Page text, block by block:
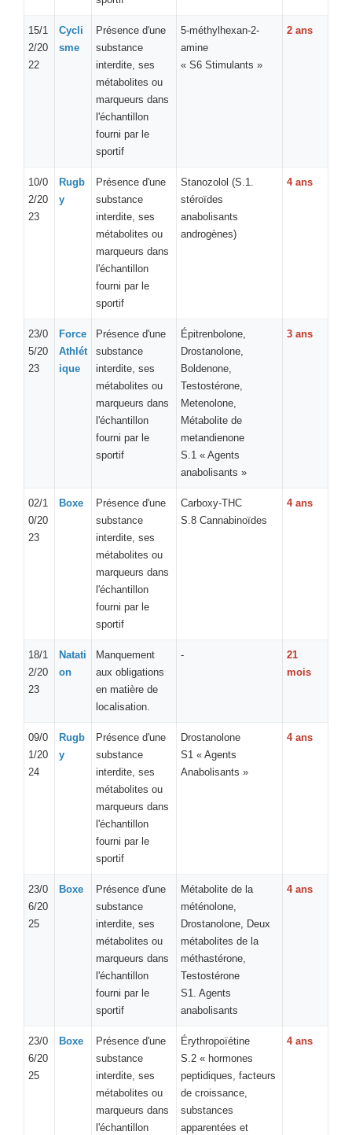
15/1
2/20
22
Cycli
sme
Présence d'une
substance
interdite, ses
métabolites ou
marqueurs dans
l'échantillon
fourni par le
sportif
5-méthylhexan-2-
amine
« S6 Stimulants »
2 ans
10/0
2/20
23
Rugb
y
Présence d'une
substance
interdite, ses
métabolites ou
marqueurs dans
l'échantillon
fourni par le
sportif
Stanozolol (S.1.
stéroïdes
anabolisants
androgènes)
4 ans
23/0
5/20
23
Force
Athlét
ique
Présence d'une
substance
interdite, ses
métabolites ou
marqueurs dans
l'échantillon
fourni par le
sportif
Épitrenbolone,
Drostanolone,
Boldenone,
Testostérone,
Metenolone,
Métabolite de
metandienone
S.1 « Agents
anabolisants »
3 ans
02/1
0/20
23
Boxe
Présence d'une
substance
interdite, ses
métabolites ou
marqueurs dans
l'échantillon
fourni par le
sportif
Carboxy-THC
S.8 Cannabinoïdes
4 ans
18/1
2/20
23
Natati
on
Manquement
aux obligations
en matière de
localisation.
-
21
mois
09/0
1/20
24
Rugb
y
Présence d'une
substance
interdite, ses
métabolites ou
marqueurs dans
l'échantillon
fourni par le
sportif
Drostanolone
S1 « Agents
Anabolisants »
4 ans
23/0
6/20
25
Boxe
Présence d'une
substance
interdite, ses
métabolites ou
marqueurs dans
l'échantillon
fourni par le
sportif
Métabolite de la
méténolone,
Drostanolone, Deux
métabolites de la
méthastérone,
Testostérone
S1. Agents
anabolisants
4 ans
23/0
6/20
25
Boxe
Présence d'une
substance
interdite, ses
métabolites ou
marqueurs dans
l'échantillon
Érythropoïétine
S.2 « hormones
peptidiques, facteurs
de croissance,
substances
apparentées et
4 ans